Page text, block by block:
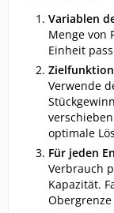
Variablen
Menge von
Einheit
Verwende
optimale
Für jeden
Verbrauch
Kapazität.